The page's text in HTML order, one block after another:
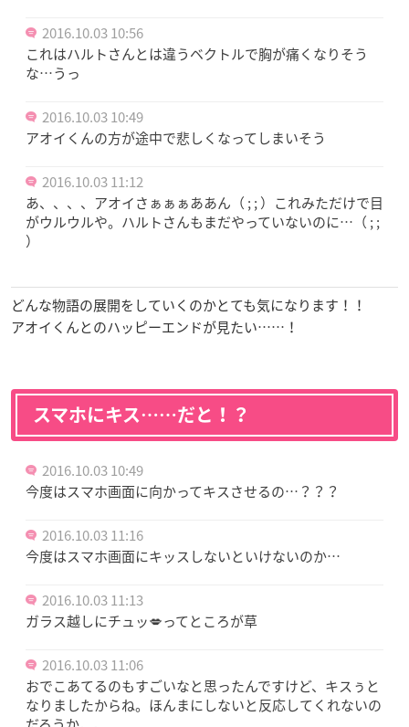
2016.10.03 10:56
これはハルトさんとは違うベクトルで胸が痛くなりそう
な…うっ
2016.10.03 10:49
アオイくんの方が途中で悲しくなってしまいそう
2016.10.03 11:12
あ、、、、アオイさぁぁぁああん（ ; ; ）これみただけで目
がウルウルや。ハルトさんもまだやっていないのに…（ ; ;
）
どんな物語の展開をしていくのかとても気になります！！
アオイくんとのハッピーエンドが見たい……！
スマホにキス……だと！？
2016.10.03 10:49
今度はスマホ画面に向かってキスさせるの…？？？
2016.10.03 11:16
今度はスマホ画面にキッスしないといけないのか…
2016.10.03 11:13
ガラス越しにチュッ💋ってところが草
2016.10.03 11:06
おでこあてるのもすごいなと思ったんですけど、キスぅと
なりましたからね。ほんまにしないと反応してくれないの